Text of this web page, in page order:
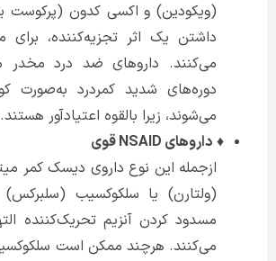
(ویکودین) و اکسی کدون (پرکوست
داشتن یک اثر تجزیه‌کننده،
می‌کنند. داروهای ضد درد مخدر
دوره‌های شدید کمردرد به‌صورت
می‌شوند، زیرا بالقوه اعتیادآور هستند.
♦ داروهای NSAID قوی
ازجمله این نوع داروی دیسک کمر
(ولتارن) یا سلکوکسیب (سلبرکس)
می‌کنند. هرچند ممکن است